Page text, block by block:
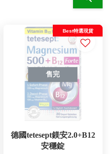
售完
Best特選現貨
德國tetesept鎂安2.0+B12
安穩錠